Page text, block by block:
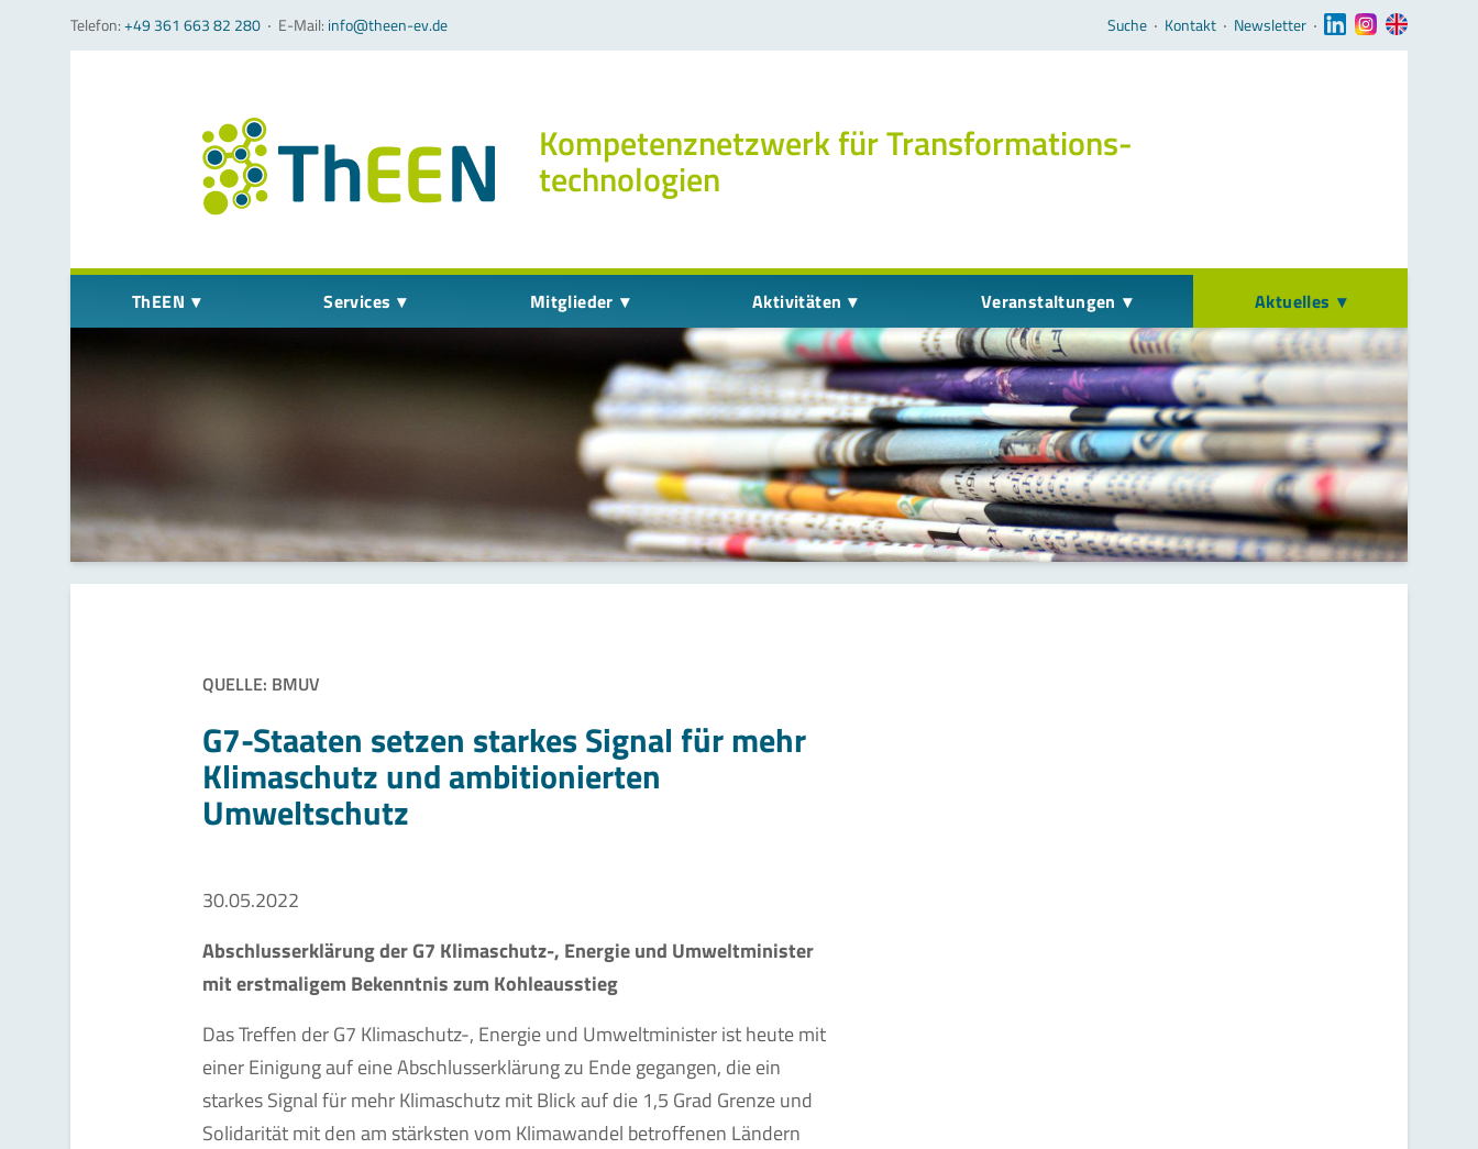
Telefon:+49 361 663 82 280 ‧ E-Mail: info@theen-ev.de Navigation überspringen
Suche ‧ Kontakt ‧ Newsletter ‧
Kompetenz­netzwerk für Transformations­
technologien
Navigation überspringen
ThEEN Services Mitglieder Aktivitäten Veranstaltungen Aktuelles
QUELLE: BMUV
G7-Staaten setzen starkes Signal für mehr
Klimaschutz und ambitionierten
Umweltschutz
30.05.2022
Abschlusserklärung der G7 Klimaschutz-, Energie und Umweltminister
mit erstmaligem Bekenntnis zum Kohleausstieg
Das Treffen der G7 Klimaschutz-, Energie und Umweltminister ist heute mit
einer Einigung auf eine Abschlusserklärung zu Ende gegangen, die ein
starkes Signal für mehr Klimaschutz mit Blick auf die 1,5 Grad Grenze und
Solidarität mit den am stärksten vom Klimawandel betroffenen Ländern